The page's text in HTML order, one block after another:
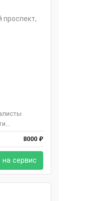
проспект,
8000 ₽
сервис